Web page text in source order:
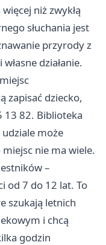
niż zwykłą
słuchania jest
przyrody z
działanie.
zapisać dziecko,
13 82. Biblioteka
może
miejsc nie ma wiele.
–
od 7 do 12 lat. To
szukają letnich
i chcą
godzin